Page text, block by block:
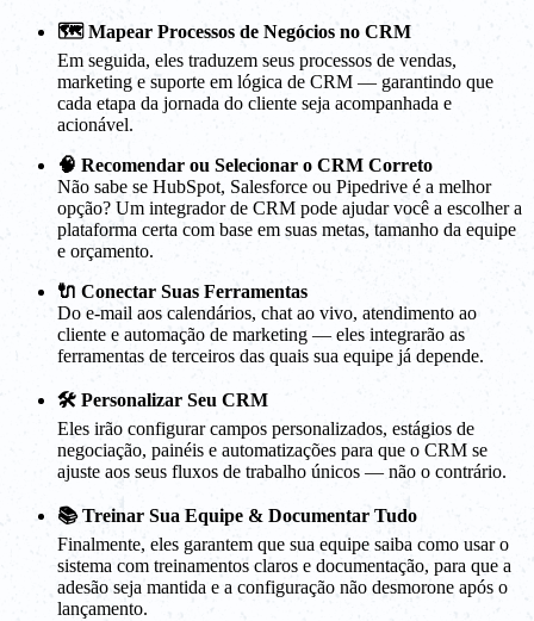
🗺️ Mapear Processos de Negócios no CRM
Em seguida, eles traduzem seus processos de vendas,
marketing e suporte em lógica de CRM — garantindo que
cada etapa da jornada do cliente seja acompanhada e
acionável.
🧠 Recomendar ou Selecionar o CRM Correto
Não sabe se HubSpot, Salesforce ou Pipedrive é a melhor
opção? Um integrador de CRM pode ajudar você a escolher a
plataforma certa com base em suas metas, tamanho da equipe
e orçamento.
🔌 Conectar Suas Ferramentas
Do e-mail aos calendários, chat ao vivo, atendimento ao
cliente e automação de marketing — eles integrarão as
ferramentas de terceiros das quais sua equipe já depende.
🛠️ Personalizar Seu CRM
Eles irão configurar campos personalizados, estágios de
negociação, painéis e automatizações para que o CRM se
ajuste aos seus fluxos de trabalho únicos — não o contrário.
📚 Treinar Sua Equipe & Documentar Tudo
Finalmente, eles garantem que sua equipe saiba como usar o
sistema com treinamentos claros e documentação, para que a
adesão seja mantida e a configuração não desmorone após o
lançamento.